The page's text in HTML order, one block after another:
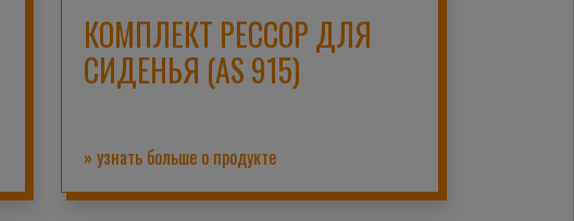
КОМПЛЕКТ РЕССОР ДЛЯ
СИДЕНЬЯ (AS 915)
» узнать больше о продукте